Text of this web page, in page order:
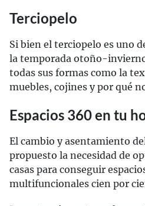
Terciopelo
Si bien el terciopelo es uno
la temporada otoño-
todas sus formas como la
muebles, cojines y por qué
Espacios 360 en tu
El cambio y asentamiento
propuesto la necesidad de
casas para conseguir
multifuncionales cien por